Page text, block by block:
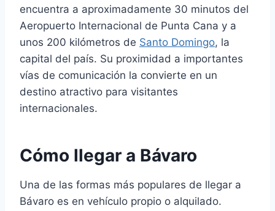
encuentra a aproximadamente 30 minutos del
Aeropuerto Internacional de Punta Cana y a
unos 200 kilómetros de Santo Domingo, la
capital del país. Su proximidad a importantes
vías de comunicación la convierte en un
destino atractivo para visitantes
internacionales.
Cómo llegar a Bávaro
Una de las formas más populares de llegar a
Bávaro es en vehículo propio o alquilado.